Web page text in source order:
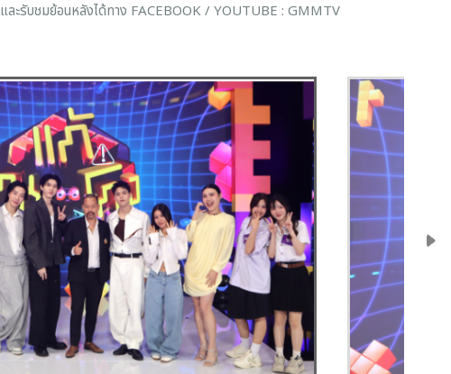
ะรับชมย้อนหลังได้ทาง FACEBOOK / YOUTUBE : GMMTV